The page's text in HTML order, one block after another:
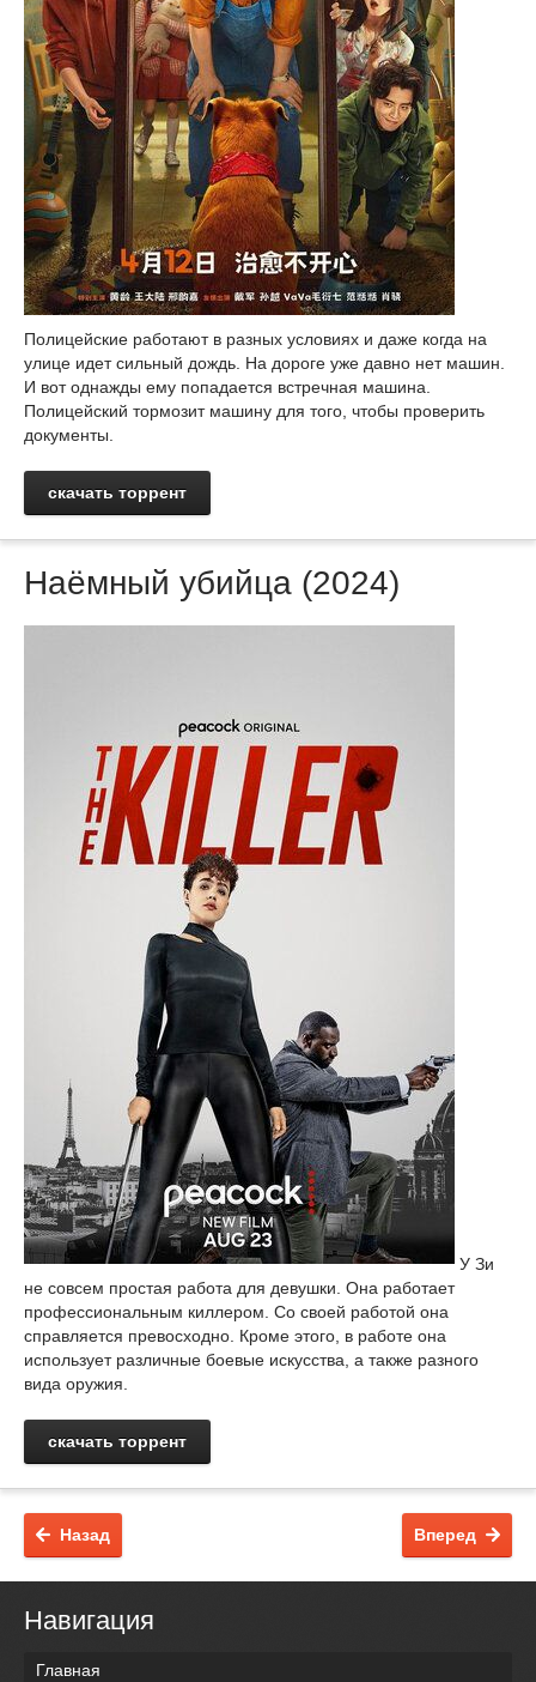
Полицейские работают в разных условиях и даже когда на
улице идет сильный дождь. На дороге уже давно нет машин.
И вот однажды ему попадается встречная машина.
Полицейский тормозит машину для того, чтобы проверить
документы.
скачать торрент
Наёмный убийца (2024)
У Зи
не совсем простая работа для девушки. Она работает
профессиональным киллером. Со своей работой она
справляется превосходно. Кроме этого, в работе она
использует различные боевые искусства, а также разного
вида оружия.
скачать торрент
Назад Вперед
Навигация
Главная